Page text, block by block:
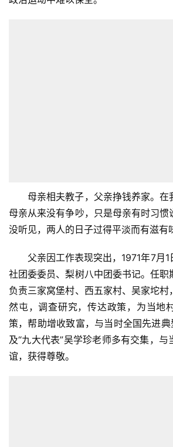
母亲相夫教子，父亲挣钱养家。在
母亲从来没有争吵，只是母亲有时习惯
没听见，两人的日子过得平淡而有滋有
父亲因工作表现突出，1971年7月
社团委委员、梨树八中团委书记。任职
负责三家窝堡村、西五家村、吴家坨村
然屯，调查研究，传达政策，为当地
策，帮助增收致富，与当时全国先进典
及“九大代表”吴学珍老师多有交集，
谊，获得尊敬。